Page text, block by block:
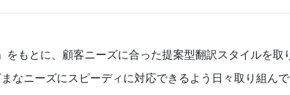
もとに、顧客ニーズに合った提案型翻訳スタイルを取
なニーズにスピーディに対応できるよう日々取り組ん